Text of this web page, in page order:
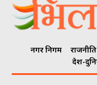
नगर निगम राजनीति
देश-